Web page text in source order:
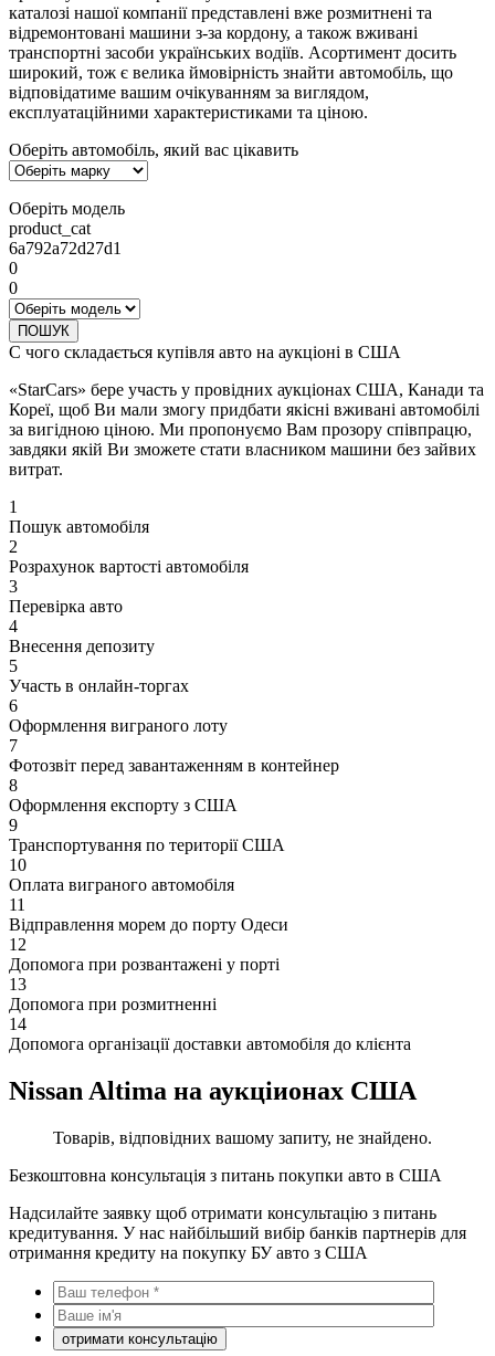
каталозі нашої компанії представлені вже розмитнені та
відремонтовані машини з-за кордону, а також вживані
транспортні засоби українських водіїв. Асортимент досить
широкий, тож є велика ймовірність знайти автомобіль, що
відповідатиме вашим очікуванням за виглядом,
експлуатаційними характеристиками та ціною.
Оберіть автомобіль, який вас цікавить
Оберіть модель
product_cat
6a792a72d27d1
0
0
ПОШУК
С чого складається купівля авто на аукціоні в США
«StarCars» бере участь у провідних аукціонах США, Канади та
Кореї, щоб Ви мали змогу придбати якісні вживані автомобілі
за вигідною ціною. Ми пропонуємо Вам прозору співпрацю,
завдяки якій Ви зможете стати власником машини без зайвих
витрат.
1
Пошук автомобіля
2
Розрахунок вартості автомобіля
3
Перевірка авто
4
Внесення депозиту
5
Участь в онлайн-торгах
6
Оформлення виграного лоту
7
Фотозвіт перед завантаженням в контейнер
8
Оформлення експорту з США
9
Транспортування по території США
10
Оплата виграного автомобіля
11
Відправлення морем до порту Одеси
12
Допомога при розвантажені у порті
13
Допомога при розмитненні
14
Допомога організації доставки автомобіля до клієнта
Nissan Altima на аукціионах США
Товарів, відповідних вашому запиту, не знайдено.
Безкоштовна консультація з питань покупки авто в США
Надсилайте заявку щоб отримати консультацію з питань
кредитування. У нас найбільший вибір банків партнерів для
отримання кредиту на покупку БУ авто з США